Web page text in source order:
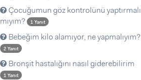
Çocuğumun göz kontrolünü yaptırmalı
mıyım?
1 Yanıt
Bebeğim kilo alamıyor, ne yapmalıyım?
2 Yanıt
Bronşit hastalığını nasıl giderebilirim
1 Yanıt